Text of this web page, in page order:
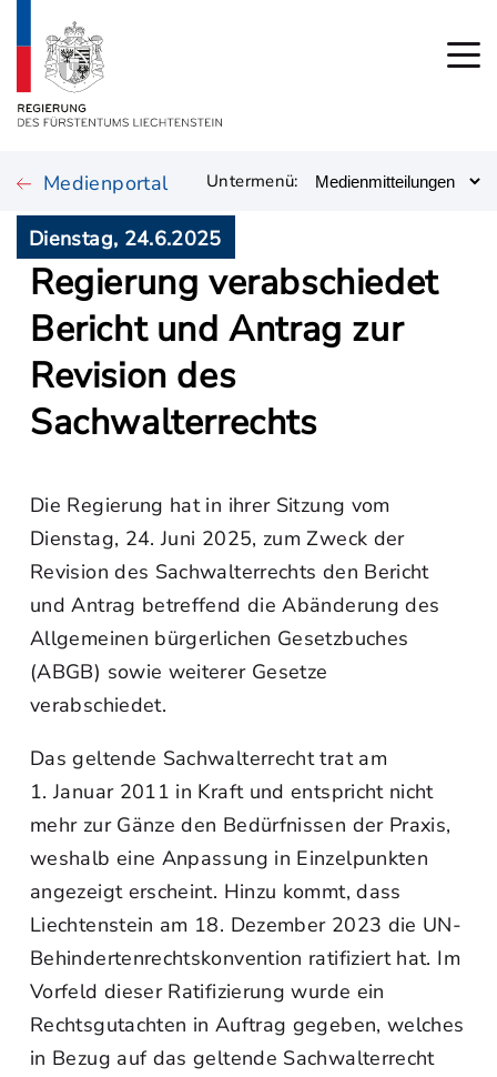
Medienportal Untermenü:
Dienstag, 24.6.2025
Regierung verabschiedet
Bericht und Antrag zur
Revision des
Sachwalterrechts
Die Regierung hat in ihrer Sitzung vom
Dienstag, 24. Juni 2025, zum Zweck der
Revision des Sachwalterrechts den Bericht
und Antrag betreffend die Abänderung des
Allgemeinen bürgerlichen Gesetzbuches
(ABGB) sowie weiterer Gesetze
verabschiedet.
Das geltende Sachwalterrecht trat am
1. Januar 2011 in Kraft und entspricht nicht
mehr zur Gänze den Bedürfnissen der Praxis,
weshalb eine Anpassung in Einzelpunkten
angezeigt erscheint. Hinzu kommt, dass
Liechtenstein am 18. Dezember 2023 die UN-
Behindertenrechtskonvention ratifiziert hat. Im
Vorfeld dieser Ratifizierung wurde ein
Rechtsgutachten in Auftrag gegeben, welches
in Bezug auf das geltende Sachwalterrecht